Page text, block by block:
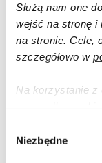
Służą nam one
wejść na stronę i
na stronie. Cele,
szczegółowo w
Na korzystanie z
ze strony.
zgody
NiezbędneNAZWA